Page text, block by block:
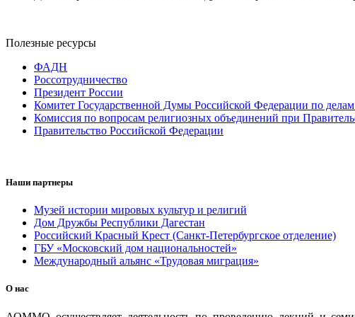
Полезные ресурсы
ФАДН
Россотрудничество
Президент России
Комитет Государственной Думы Российской Федерации по
Комиссия по вопросам религиозных объединений при
Правительство Российской Федерации
Наши партнеры
Музей истории мировых культур и религий
Дом Дружбы Республики Дагестан
Российский Красный Крест (Санкт-Петербургское отделение)
ГБУ «Московский дом национальностей»
Международный альянс «Трудовая миграция»
О нас